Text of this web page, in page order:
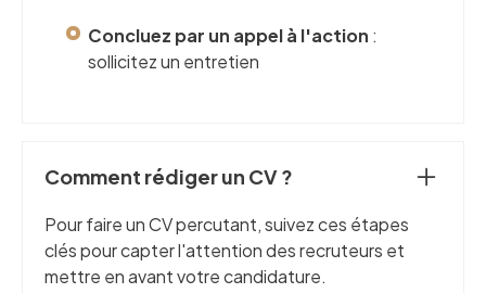
Concluez par un appel à l'action :
sollicitez un entretien
Comment rédiger un CV ?
Pour faire un CV percutant, suivez ces étapes
clés pour capter l'attention des recruteurs et
mettre en avant votre candidature.